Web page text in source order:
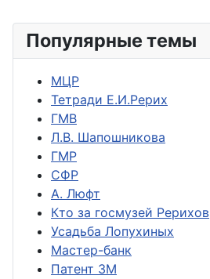
Популярные темы
МЦР
Тетради Е.И.Рерих
ГМВ
Л.В. Шапошникова
ГМР
СФР
А. Люфт
Кто за госмузей Рерихов
Усадьба Лопухиных
Мастер-банк
Патент ЗМ